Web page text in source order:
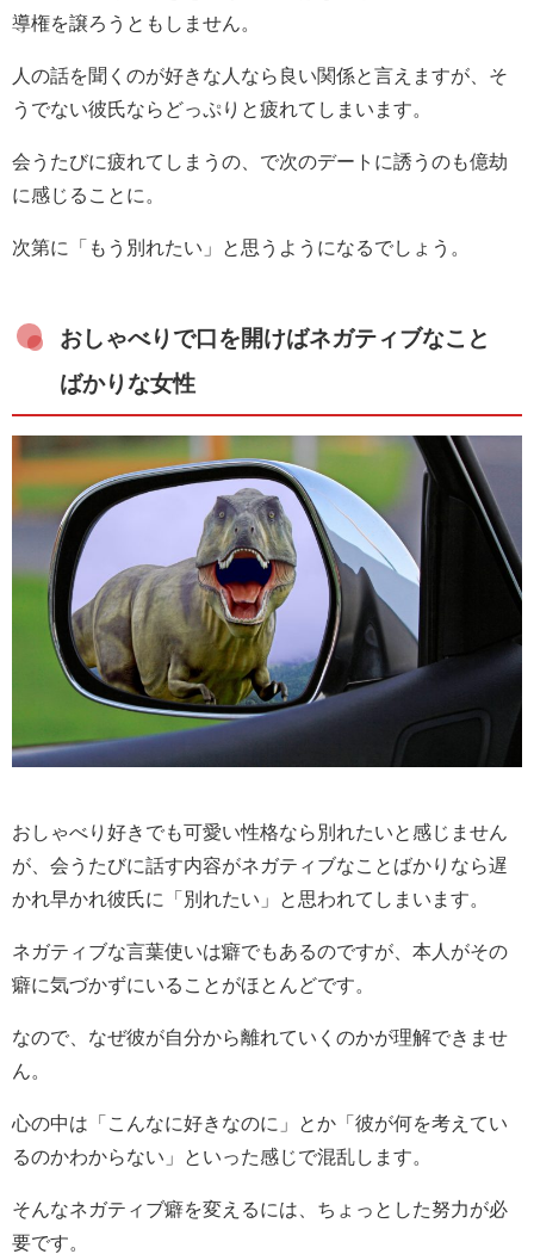
導権を譲ろうともしません。
人の話を聞くのが好きな人なら良い関係と言えますが、そ
うでない彼氏ならどっぷりと疲れてしまいます。
会うたびに疲れてしまうの、で次のデートに誘うのも億劫
に感じることに。
次第に「もう別れたい」と思うようになるでしょう。
おしゃべりで口を開けばネガティブなこと
ばかりな女性
おしゃべり好きでも可愛い性格なら別れたいと感じません
が、会うたびに話す内容がネガティブなことばかりなら遅
かれ早かれ彼氏に「別れたい」と思われてしまいます。
ネガティブな言葉使いは癖でもあるのですが、本人がその
癖に気づかずにいることがほとんどです。
なので、なぜ彼が自分から離れていくのかが理解できませ
ん。
心の中は「こんなに好きなのに」とか「彼が何を考えてい
るのかわからない」といった感じで混乱します。
そんなネガティブ癖を変えるには、ちょっとした努力が必
要です。